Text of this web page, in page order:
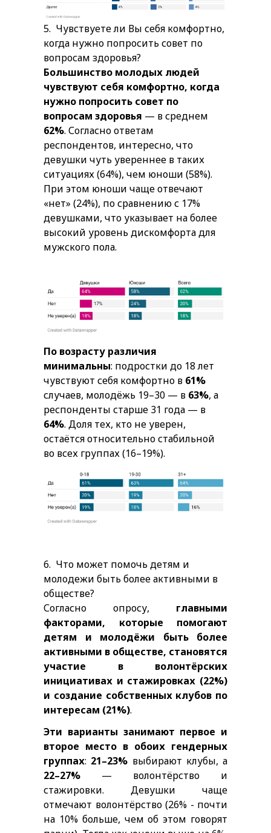
5. Чувствуете ли Вы себя комфортно,
когда нужно попросить совет по
вопросам здоровья?
Большинство молодых людей
чувствуют себя комфортно, когда
нужно попросить совет по
вопросам здоровья — в среднем
62%. Согласно ответам
респондентов, интересно, что
девушки чуть увереннее в таких
ситуациях (64%), чем юноши (58%).
При этом юноши чаще отвечают
«нет» (24%), по сравнению с 17%
девушками, что указывает на более
высокий уровень дискомфорта для
мужского пола.
По возрасту различия
минимальны: подростки до 18 лет
чувствуют себя комфортно в 61%
случаев, молодёжь 19–30 — в 63%, а
респонденты старше 31 года — в
64%. Доля тех, кто не уверен,
остаётся относительно стабильной
во всех группах (16–19%).
6. Что может помочь детям и
молодежи быть более активными в
обществе?
Согласно опросу, главными
факторами, которые помогают
детям и молодёжи быть более
активными в обществе, становятся
участие в волонтёрских
инициативах и стажировках (22%)
и создание собственных клубов по
интересам (21%).
Эти варианты занимают первое и
второе место в обоих гендерных
группах: 21–23% выбирают клубы, а
22–27% — волонтёрство и
стажировки. Девушки чаще
отмечают волонтёрство (26% - почти
на 10% больше, чем об этом говорят